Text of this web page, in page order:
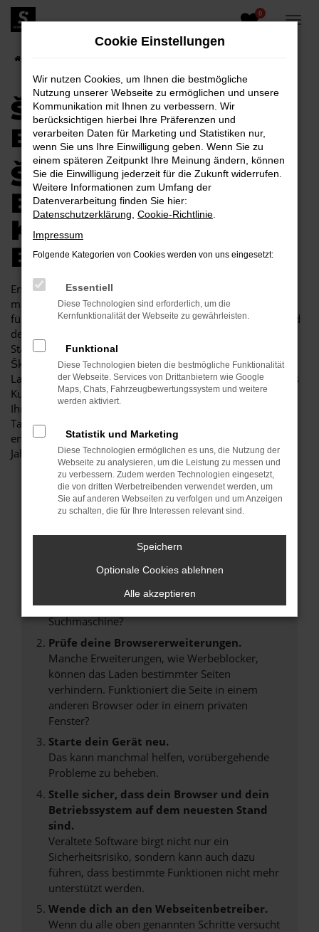
Zum
Hauptinhalt
0
ŠKODA CITIGO FÜR
BAUTZEN
ŠKODA CITIGO FÜR
BAUTZEN EINE
KOMBINATION, DIE
EINFACH PASST
Endlich angekommen: mit einem Škoda Citigo in Bautzen
machen Sie alles richtig und sitzen im perfekten Fahrzeug
für diese Stadt. Einerseits sind Sie dank der Wendigkeit und
der sparsamen und effizienten Motoren perfekt auf den
Stadtverkehr von Bautzen eingerichtet, andererseits ist der
Škoda Citigo jedoch auch für Fahrten auf Autobahn oder
Landstraße geeignet. Das vielseitige Modell erhalten Sie als
Kunde aus Bautzen im Autohaus Schiefelbein. Wir bieten
Ihnen den Škoda Citigo sowohl als Neuwagen als auch als
Tageszulassung. Wer noch etwas mehr sparen möchte,
entscheidet sich für ein Gebrauchtfahrzeug oder einen
Jahreswagen.
FEHLER: NETWORK ERROR
Beim Laden ist ein Fehler aufgetreten.
Hier sind ein paar Tipps, die dir helfen können:
Überprüfe deine Firewall und deine
Internetverbindung.
Laden andere Webseiten, zum Beispiel deine
Suchmaschine?
Prüfe deine Browsererweiterungen.
Manche Erweiterungen, wie Werbeblocker,
können das Laden bestimmter Seiten
verhindern. Funktioniert die Seite in einem
anderen Browser oder in einem privaten
Fenster?
Starte dein Gerät neu.
Das kann manchmal helfen, vorübergehende
Probleme zu beheben.
Stelle sicher, dass dein Browser und dein
Betriebssystem auf dem neuesten Stand
sind.
Veraltete Software birgt nicht nur ein
Sicherheitsrisiko, sondern kann auch dazu
führen, dass bestimmte Funktionen nicht mehr
unterstützt werden.
Wende dich an den Webseitenbetreiber.
Wenn du alle oben genannten Schritte versucht
Cookie Einstellungen
Wir nutzen Cookies, um Ihnen die bestmögliche
Nutzung unserer Webseite zu ermöglichen und unsere
Kommunikation mit Ihnen zu verbessern. Wir
berücksichtigen hierbei Ihre Präferenzen und
verarbeiten Daten für Marketing und Statistiken nur,
wenn Sie uns Ihre Einwilligung geben. Wenn Sie zu
einem späteren Zeitpunkt Ihre Meinung ändern, können
Sie die Einwilligung jederzeit für die Zukunft widerrufen.
Weitere Informationen zum Umfang der
Datenverarbeitung finden Sie hier:
Datenschutzerklärung Cookie-Richtlinie
Impressum
Folgende Kategorien von Cookies werden von uns eingesetzt:
Essentiell
Diese Technologien sind erforderlich, um die
Kernfunktionalität der Webseite zu gewährleisten.
Funktional
Diese Technologien bieten die bestmögliche Funktionalität
der Webseite. Services von Drittanbietern wie Google
Maps, Chats, Fahrzeugbewertungssystem und weitere
werden aktiviert.
Statistik und Marketing
Diese Technologien ermöglichen es uns, die Nutzung der
Webseite zu analysieren, um die Leistung zu messen und
zu verbessern. Zudem werden Technologien eingesetzt,
die von dritten Werbetreibenden verwendet werden, um
Sie auf anderen Webseiten zu verfolgen und um Anzeigen
zu schalten, die für Ihre Interessen relevant sind.
Speichern
Optionale Cookies ablehnen
Alle akzeptieren